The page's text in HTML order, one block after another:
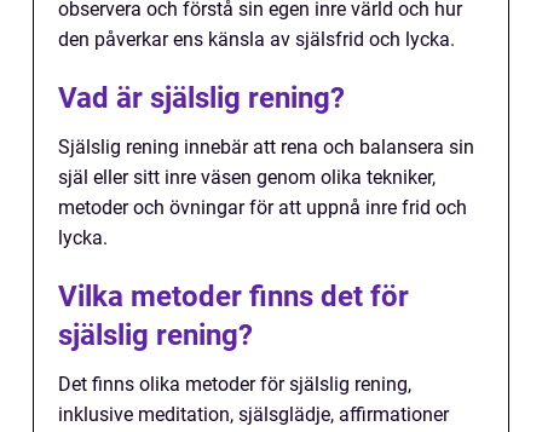
observera och förstå sin egen inre värld och hur
den påverkar ens känsla av själsfrid och lycka.
Vad är själslig rening?
Själslig rening innebär att rena och balansera sin
själ eller sitt inre väsen genom olika tekniker,
metoder och övningar för att uppnå inre frid och
lycka.
Vilka metoder finns det för
själslig rening?
Det finns olika metoder för själslig rening,
inklusive meditation, själsglädje, affirmationer